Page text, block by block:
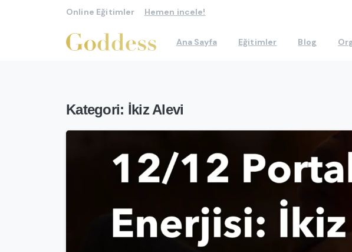
Online Eğitimler Hemen incele!
Ana Sayfa Eğitimler Blog
Kategori: İkiz Alevi